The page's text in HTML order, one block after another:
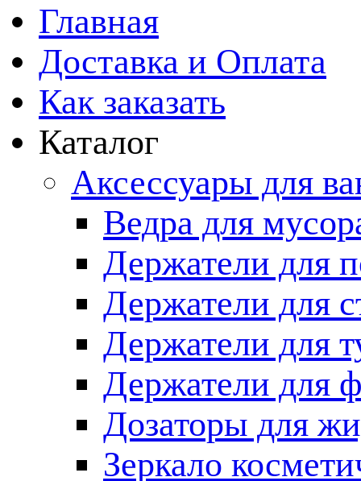
Главная
Доставка и Оплата
Как заказать
Каталог
Аксессуары для
Ведра для
Держатели для
Держатели для
Держатели для
Держатели для
Дозаторы для
Зеркало